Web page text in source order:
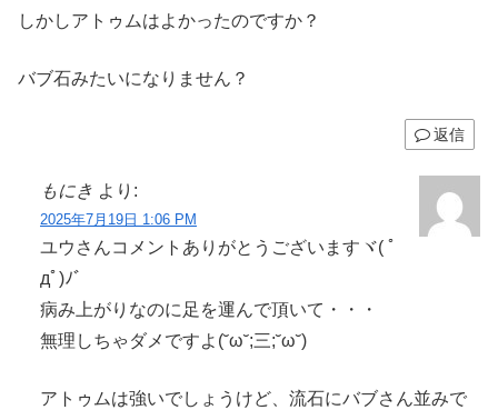
しかしアトゥムはよかったのですか？
バブ石みたいになりません？
返信
もにき より:
2025年7月19日 1:06 PM
ユウさんコメントありがとうございますヾ( ﾟ
дﾟ)ﾉ゛
病み上がりなのに足を運んで頂いて・・・
無理しちゃダメですよ(˘ω˘;三;˘ω˘)
アトゥムは強いでしょうけど、流石にバブさん並みで